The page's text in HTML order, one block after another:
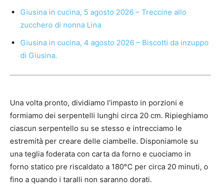
Giusina in cucina, 5 agosto 2026 – Treccine allo
zucchero di nonna Lina
Giusina in cucina, 4 agosto 2026 – Biscotti da inzuppo
di Giusina.
Una volta pronto, dividiamo l’impasto in porzioni e
formiamo dei serpentelli lunghi circa 20 cm. Ripieghiamo
ciascun serpentello su se stesso e intrecciamo le
estremità per creare delle ciambelle. Disponiamole su
una teglia foderata con carta da forno e cuociamo in
forno statico pre riscaldato a 180°C per circa 20 minuti, o
fino a quando i taralli non saranno dorati.